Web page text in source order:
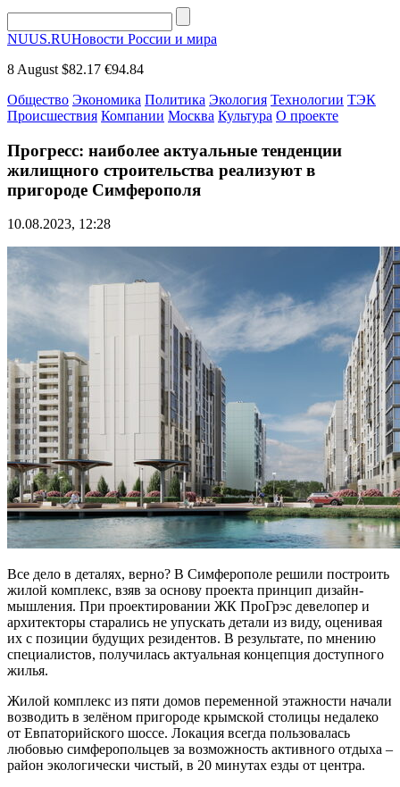
NUUS.RUНовости России и мира
8 August $82.17 €94.84
Общество Экономика Политика Экология Технологии ТЭК
Происшествия Компании Москва Культура О проекте
Прогресс: наиболее актуальные тенденции
жилищного строительства реализуют в
пригороде Симферополя
10.08.2023, 12:28
Все дело в деталях, верно? В Симферополе решили построить
жилой комплекс, взяв за основу проекта принцип дизайн-
мышления. При проектировании ЖК ПроГрэс девелопер и
архитекторы старались не упускать детали из виду, оценивая
их с позиции будущих резидентов. В результате, по мнению
специалистов, получилась актуальная концепция доступного
жилья.
Жилой комплекс из пяти домов переменной этажности начали
возводить в зелёном пригороде крымской столицы недалеко
от Евпаторийского шоссе. Локация всегда пользовалась
любовью симферопольцев за возможность активного отдыха –
район экологически чистый, в 20 минутах езды от центра.